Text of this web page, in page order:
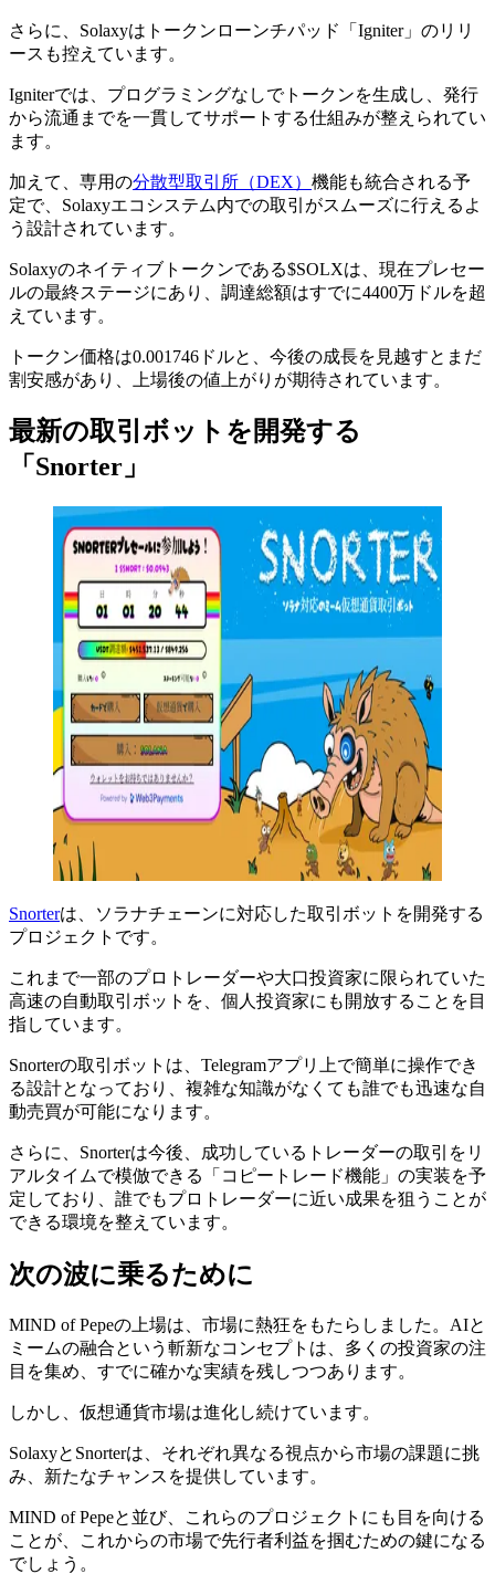
さらに、Solaxyはトークンローンチパッド「Igniter」のリリ
ースも控えています。
Igniterでは、プログラミングなしでトークンを生成し、発行
から流通までを一貫してサポートする仕組みが整えられてい
ます。
加えて、専用の分散型取引所（DEX） 機能も統合される予
定で、Solaxyエコシステム内での取引がスムーズに行えるよ
う設計されています。
Solaxyのネイティブトークンである$SOLXは、現在プレセー
ルの最終ステージにあり、調達総額はすでに4400万ドルを超
えています。
トークン価格は0.001746ドルと、今後の成長を見越すとまだ
割安感があり、上場後の値上がりが期待されています。
最新の取引ボットを開発する
「Snorter」
Snorterは、ソラナチェーンに対応した取引ボットを開発する
プロジェクトです。
これまで一部のプロトレーダーや大口投資家に限られていた
高速の自動取引ボットを、個人投資家にも開放することを目
指しています。
Snorterの取引ボットは、Telegramアプリ上で簡単に操作でき
る設計となっており、複雑な知識がなくても誰でも迅速な自
動売買が可能になります。
さらに、Snorterは今後、成功しているトレーダーの取引をリ
アルタイムで模倣できる「コピートレード機能」の実装を予
定しており、誰でもプロトレーダーに近い成果を狙うことが
できる環境を整えています。
次の波に乗るために
MIND of Pepeの上場は、市場に熱狂をもたらしました。AIと
ミームの融合という斬新なコンセプトは、多くの投資家の注
目を集め、すでに確かな実績を残しつつあります。
しかし、仮想通貨市場は進化し続けています。
SolaxyとSnorterは、それぞれ異なる視点から市場の課題に挑
み、新たなチャンスを提供しています。
MIND of Pepeと並び、これらのプロジェクトにも目を向ける
ことが、これからの市場で先行者利益を掴むための鍵になる
でしょう。